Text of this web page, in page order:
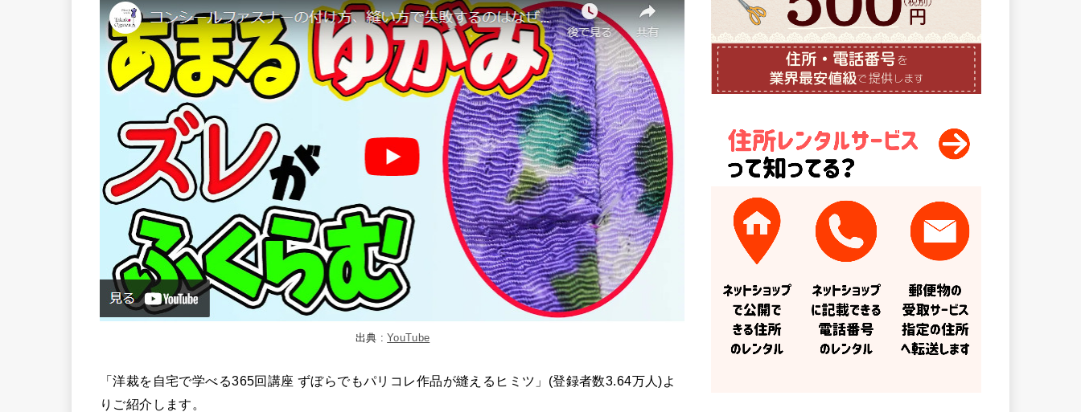
出典 :YouTube
「洋裁を自宅で学べる365回講座 ずぼらでもパリコレ作品が縫えるヒミツ」(登録者数3.64万人)よ
りご紹介します。